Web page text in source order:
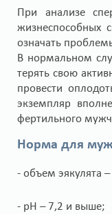
При анализе
жизнеспособных
означать
В нормальном
терять свою
провести
экземпляр
фертильного
Норма для
- объем эякулята
- рН – 7,2 и выше;